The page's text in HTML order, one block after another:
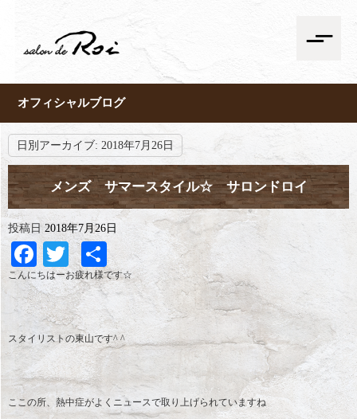
オフィシャルブログ
日別アーカイブ: 2018年7月26日
メンズ サマースタイル☆ サロンドロイ
投稿日 2018年7月26日
Facebook
Twitter
共
有
こんにちはーお疲れ様です☆
スタイリストの東山です^ ^
ここの所、熱中症がよくニュースで取り上げられていますね